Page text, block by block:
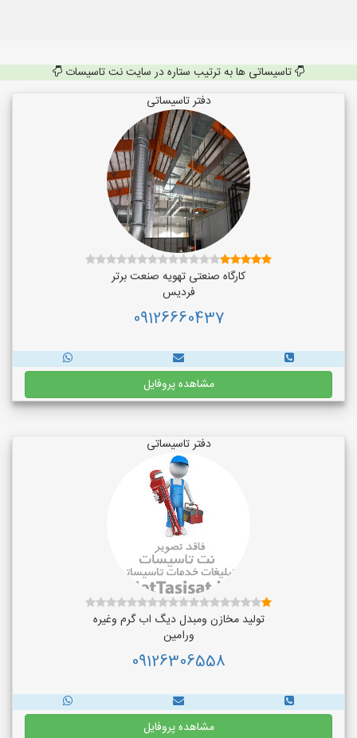
تاسیساتی ها به ترتیب ستاره در سایت نت تاسیسات
دفتر تاسیساتی
کارگاه صنعتی تهویه صنعت برتر
فردیس
09126660437
مشاهده پروفایل
دفتر تاسیساتی
تولید مخازن ومبدل دیگ اب گرم وغیره
ورامین
09126306558
مشاهده پروفایل